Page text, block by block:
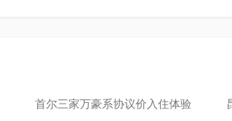
首尔三家万豪系协议价入住体验